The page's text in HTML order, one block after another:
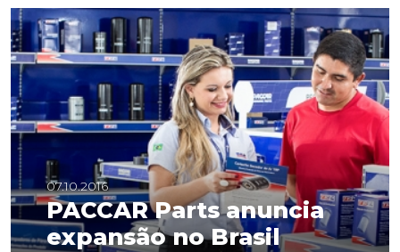
07.10.2016
PACCAR Parts anuncia
expansão no Brasil